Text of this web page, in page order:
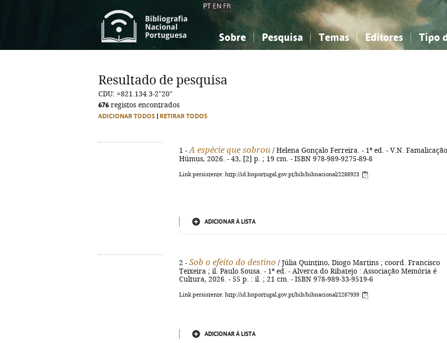
PT EN FR
Sobre Pesquisa Temas
Ciências sociais...
Editores Tipo
Ciências sociais...
Resultado de pesquisa
CDU: =821.134.3-2"20"
676 registos encontrados
ADICIONAR TODOS RETIRAR TODOS
1 - A espécie que sobrou / Helena Gonçalo Ferreira. - 1ª ed. - V.N.
Húmus, 2026. - 43, [2] p. ; 19 cm. - ISBN 978-989-9275-89-8
Link persistente: http://id.bnportugal.gov.pt/bib/bibnacional/2288923
ADICIONAR À LISTA
2 - Sob o efeito do destino / Júlia Quintino, Diogo Martins ; coord. Francisco
Teixeira ; il. Paulo Sousa. - 1ª ed. - Alverca do Ribatejo : Associação Memória é
Cultura, 2026. - 55 p. : il. ; 21 cm. - ISBN 978-989-33-9519-6
Link persistente: http://id.bnportugal.gov.pt/bib/bibnacional/2287939
ADICIONAR À LISTA